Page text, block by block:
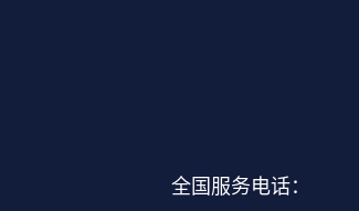
全国服务电话：